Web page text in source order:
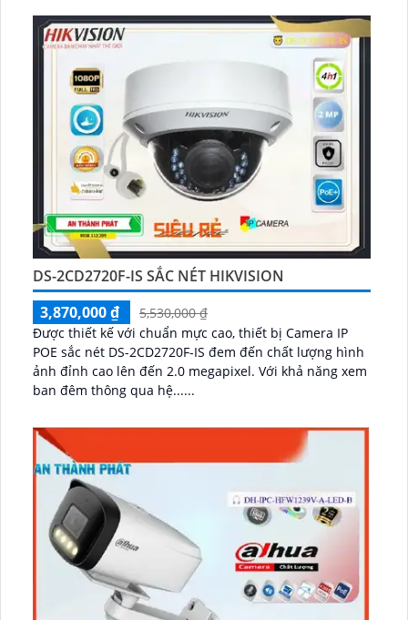
DS-2CD2720F-IS SẮC NÉT HIKVISION
3,870,000 ₫
5,530,000 ₫
Được thiết kế với chuẩn mực cao, thiết bị Camera IP
POE sắc nét DS-2CD2720F-IS đem đến chất lượng hình
ảnh đỉnh cao lên đến 2.0 megapixel. Với khả năng xem
ban đêm thông qua hệ......